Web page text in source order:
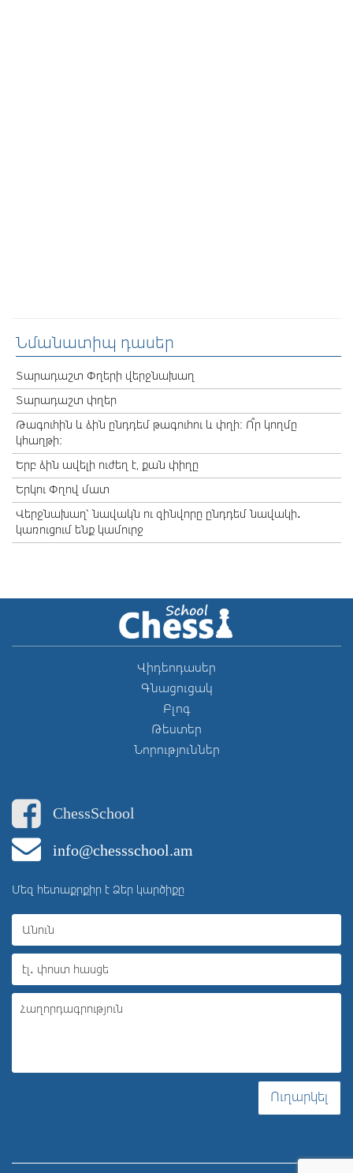
Նմանատիպ դասեր
Տարադաշտ Փղերի վերջնախաղ
Տարադաշտ փղեր
Թագուհին և ձին ընդդեմ թագուհու և փղի: Ո՞ր կողմը
կհաղթի:
Երբ ձին ավելի ուժեղ է, քան փիղը
Երկու Փղով մատ
Վերջնախաղ՝ նավակն ու զինվորը ընդդեմ նավակի․
կառուցում ենք կամուրջ
Վիդեոդասեր
Գնացուցակ
Բլոգ
Թեստեր
Նորություններ
ChessSchool
info@chessschool.am
Մեզ հետաքրքիր է Ձեր կարծիքը
Ուղարկել